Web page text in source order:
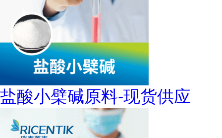
盐酸小檗碱原料-现货供应